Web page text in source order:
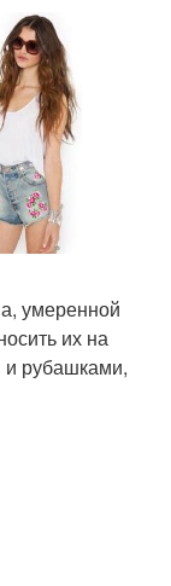
умеренной
их на
и рубашками,